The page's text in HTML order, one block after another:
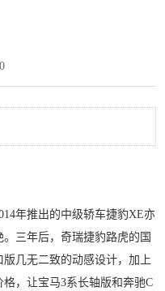
年推出的中级轿车捷豹XE亦
三年后，奇瑞捷豹路虎的国
几无二致的动感设计，加上
，让宝马3系长轴版和奔驰C